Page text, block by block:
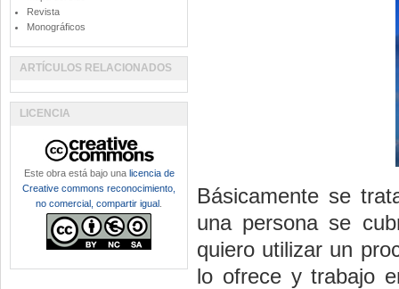
Básicamente se
una persona se
quiero utilizar un
lo ofrece y trabajo
Revista
Monográficos
ARTÍCULOS RELACIONADOS
LICENCIA
Este obra está bajo una licencia de
Creative commons reconocimiento,
no comercial, compartir igual